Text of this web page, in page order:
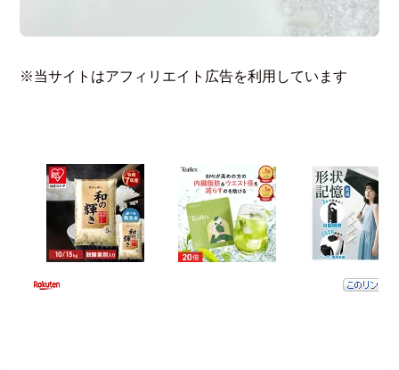
※当サイトはアフィリエイト広告を利用しています